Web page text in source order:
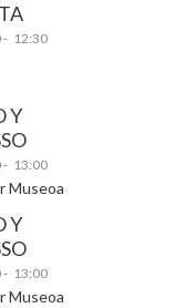
- 12:30
Y
- 13:00
Museoa
Y
- 13:00
Museoa